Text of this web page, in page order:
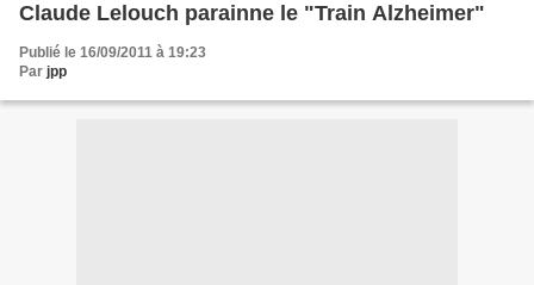
Claude Lelouch parainne le "Train Alzheimer"
Publié le 16/09/2011 à 19:23
Par jpp